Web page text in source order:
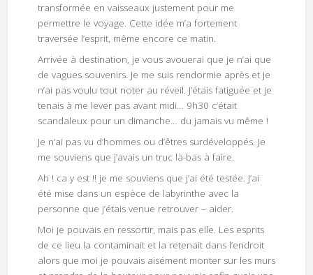
transformée en vaisseaux justement pour me
permettre le voyage. Cette idée m’a fortement
traversée l’esprit, même encore ce matin.
Arrivée à destination, je vous avouerai que je n’ai que
de vagues souvenirs. Je me suis rendormie après et je
n’ai pas voulu tout noter au réveil. J’étais fatiguée et je
tenais à me lever pas avant midi… 9h30 c’était
scandaleux pour un dimanche… du jamais vu même !
Je n’ai pas vu d’hommes ou d’êtres surdéveloppés. Je
me souviens que j’avais un truc là-bas à faire.
Ah ! ca y est !! je me souviens que j’ai été testée. J’ai
été mise dans un espèce de labyrinthe avec la
personne que j’étais venue retrouver – aider.
Moi je pouvais en ressortir, mais pas elle. Les esprits
de ce lieu la contaminait et la retenait dans l’endroit
alors que moi je pouvais aisément monter sur les murs